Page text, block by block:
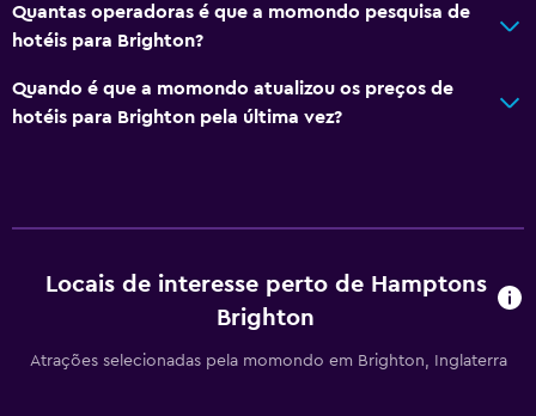
Quantas operadoras é que a momondo pesquisa de
hotéis para Brighton?
Quando é que a momondo atualizou os preços de
hotéis para Brighton pela última vez?
Locais de interesse perto de Hamptons
Brighton
Atrações selecionadas pela momondo em Brighton, Inglaterra